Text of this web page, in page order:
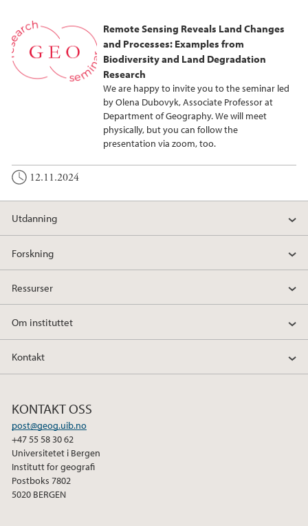
Remote Sensing Reveals Land Changes
and Processes: Examples from
Biodiversity and Land Degradation
Research
We are happy to invite you to the seminar led
by Olena Dubovyk, Associate Professor at
Department of Geography. We will meet
physically, but you can follow the
presentation via zoom, too.
12.11.2024
Utdanning
Forskning
Ressurser
Om instituttet
Kontakt
KONTAKT OSS
post@geog.uib.no
+47 55 58 30 62
Universitetet i Bergen
Institutt for geografi
Postboks 7802
5020 BERGEN